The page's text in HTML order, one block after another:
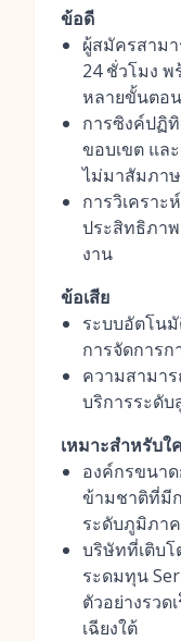
ข้อดี
ผู้สมัครสาม
24 ชั่วโมง
หลายขั้นตอ
การซิงค์ปฏิ
ขอบเขต แล
ไม่มาสัมภา
การวิเคราะ
ประสิทธิภา
งาน
ข้อเสีย
ระบบอัตโน
การจัดการก
ความสามา
บริการระดับ
เหมาะสำหรับใ
องค์กรขนา
ข้ามชาติที่มี
ระดับภูมิภาค
บริษัทที่เติบโ
ระดมทุน
ตัวอย่างรวด
เฉียงใต้